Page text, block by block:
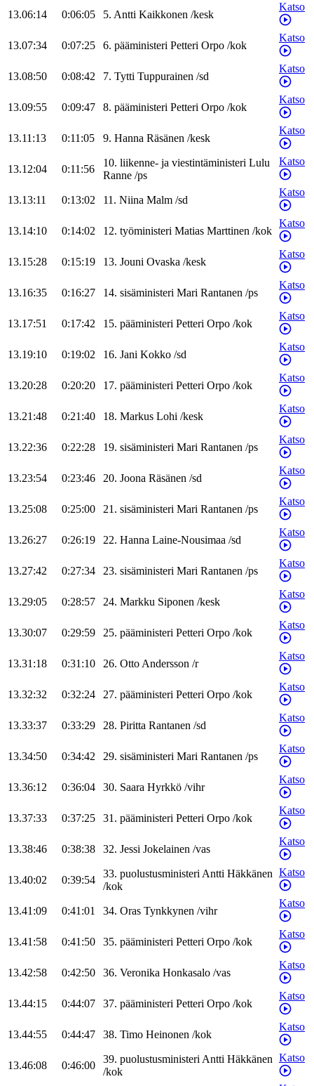
13.06:14 0:06:05 5. Antti Kaikkonen /kesk
Katso
13.07:34 0:07:25 6. pääministeri Petteri Orpo /kok
Katso
13.08:50 0:08:42 7. Tytti Tuppurainen /sd
Katso
13.09:55 0:09:47 8. pääministeri Petteri Orpo /kok
Katso
13.11:13 0:11:05 9. Hanna Räsänen /kesk
Katso
13.12:04 0:11:56
10. liikenne- ja viestintäministeri Lulu
Ranne /ps
Katso
13.13:11 0:13:02 11. Niina Malm /sd
Katso
13.14:10 0:14:02 12. työministeri Matias Marttinen /kok
Katso
13.15:28 0:15:19 13. Jouni Ovaska /kesk
Katso
13.16:35 0:16:27 14. sisäministeri Mari Rantanen /ps
Katso
13.17:51 0:17:42 15. pääministeri Petteri Orpo /kok
Katso
13.19:10 0:19:02 16. Jani Kokko /sd
Katso
13.20:28 0:20:20 17. pääministeri Petteri Orpo /kok
Katso
13.21:48 0:21:40 18. Markus Lohi /kesk
Katso
13.22:36 0:22:28 19. sisäministeri Mari Rantanen /ps
Katso
13.23:54 0:23:46 20. Joona Räsänen /sd
Katso
13.25:08 0:25:00 21. sisäministeri Mari Rantanen /ps
Katso
13.26:27 0:26:19 22. Hanna Laine-Nousimaa /sd
Katso
13.27:42 0:27:34 23. sisäministeri Mari Rantanen /ps
Katso
13.29:05 0:28:57 24. Markku Siponen /kesk
Katso
13.30:07 0:29:59 25. pääministeri Petteri Orpo /kok
Katso
13.31:18 0:31:10 26. OttoAndersson /r
Katso
13.32:32 0:32:24 27. pääministeri Petteri Orpo /kok
Katso
13.33:37 0:33:29 28. Piritta Rantanen /sd
Katso
13.34:50 0:34:42 29. sisäministeri Mari Rantanen /ps
Katso
13.36:12 0:36:04 30. Saara Hyrkkö /vihr
Katso
13.37:33 0:37:25 31. pääministeri Petteri Orpo /kok
Katso
13.38:46 0:38:38 32. Jessi Jokelainen /vas
Katso
13.40:02 0:39:54
33. puolustusministeriAntti Häkkänen
/kok
Katso
13.41:09 0:41:01 34. Oras Tynkkynen /vihr
Katso
13.41:58 0:41:50 35. pääministeri Petteri Orpo /kok
Katso
13.42:58 0:42:50 36. Veronika Honkasalo /vas
Katso
13.44:15 0:44:07 37. pääministeri Petteri Orpo /kok
Katso
13.44:55 0:44:47 38. Timo Heinonen /kok
Katso
13.46:08 0:46:00
39. puolustusministeriAntti Häkkänen
/kok
Katso